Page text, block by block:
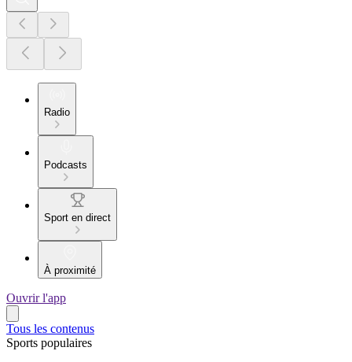
Radio
Podcasts
Sport en direct
À proximité
Ouvrir l'app
Tous les contenus
Sports populaires